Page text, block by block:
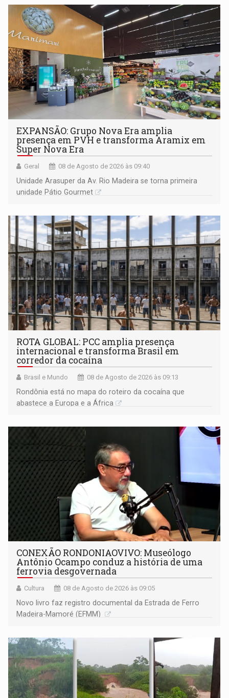
EXPANSÃO: Grupo Nova Era amplia
presença em PVH e transforma Aramix em
Super Nova Era
Geral 08 de Agosto de 2026 às 09:40
Unidade Arasuper da Av. Rio Madeira se torna primeira
unidade Pátio Gourmet
ROTA GLOBAL: PCC amplia presença
internacional e transforma Brasil em
corredor da cocaína
Brasil e Mundo 08 de Agosto de 2026 às 09:13
Rondônia está no mapa do roteiro da cocaína que
abastece a Europa e a África
CONEXÃO RONDONIAOVIVO: Museólogo
Antônio Ocampo conduz a história de uma
ferrovia desgovernada
Cultura 08 de Agosto de 2026 às 09:05
Novo livro faz registro documental da Estrada de Ferro
Madeira-Mamoré (EFMM)